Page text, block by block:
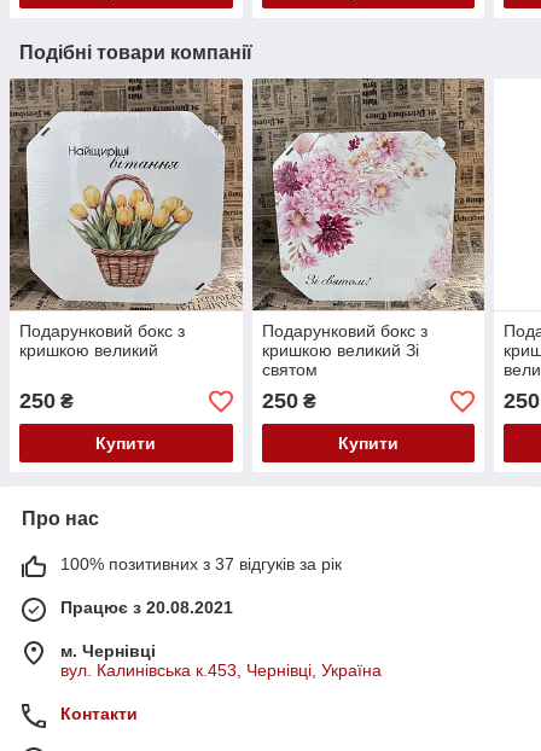
Подібні товари компанії
Подарунковий бокс з
кришкою великий
250 ₴
Купити
Подарунковий бокс з
кришкою великий Зі
святом
250₴
Купити
250
Про нас
100% позитивних з 37 відгуків за рік
Працює з 20.08.2021
м. Чернівці
вул. Калинівська к.453, Чернівці, Україна
Контакти